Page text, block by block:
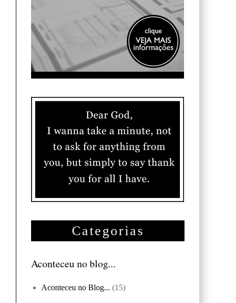
Categorias
Aconteceu no blog...
Aconteceu no Blog... (15)